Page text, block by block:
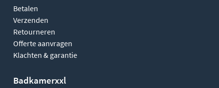
Betalen
Verzenden
Retourneren
Offerte aanvragen
Klachten & garantie
Badkamerxxl